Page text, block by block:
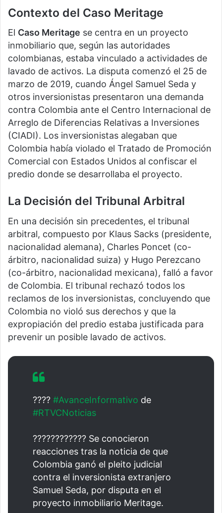
Contexto del Caso Meritage
El Caso Meritage se centra en un proyecto
inmobiliario que, según las autoridades
colombianas, estaba vinculado a actividades de
lavado de activos. La disputa comenzó el 25 de
marzo de 2019, cuando Ángel Samuel Seda y
otros inversionistas presentaron una demanda
contra Colombia ante el Centro Internacional de
Arreglo de Diferencias Relativas a Inversiones
(CIADI). Los inversionistas alegaban que
Colombia había violado el Tratado de Promoción
Comercial con Estados Unidos al confiscar el
predio donde se desarrollaba el proyecto.
La Decisión del Tribunal Arbitral
En una decisión sin precedentes, el tribunal
arbitral, compuesto por Klaus Sacks (presidente,
nacionalidad alemana), Charles Poncet (co-
árbitro, nacionalidad suiza) y Hugo Perezcano
(co-árbitro, nacionalidad mexicana), falló a favor
de Colombia. El tribunal rechazó todos los
reclamos de los inversionistas, concluyendo que
Colombia no violó sus derechos y que la
expropiación del predio estaba justificada para
prevenir un posible lavado de activos.
???? #AvanceInformativo de
#RTVCNoticias
????????????️ Se conocieron
reacciones tras la noticia de que
Colombia ganó el pleito judicial
contra el inversionista extranjero
Samuel Seda, por disputa en el
proyecto inmobiliario Meritage.